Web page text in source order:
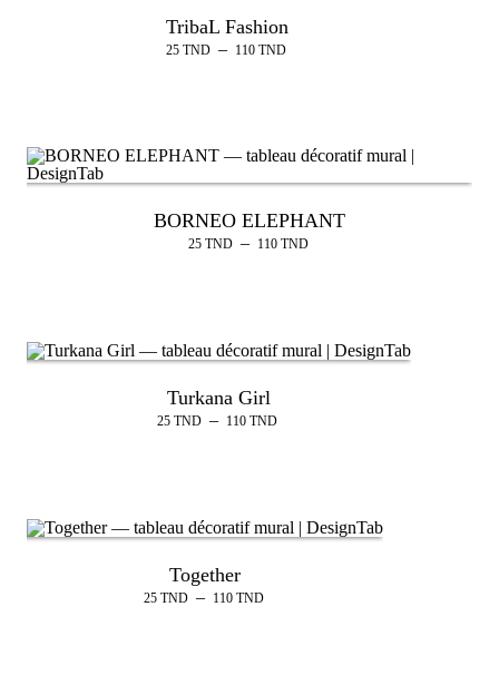
TribaL Fashion
25 TND – 110 TND
BORNEO ELEPHANT
25 TND – 110 TND
Turkana Girl
25 TND – 110 TND
Together
25 TND – 110 TND